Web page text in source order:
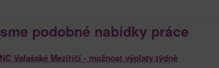
podobné nabídky práce
Valašské Meziříčí - možnost výplaty týdně